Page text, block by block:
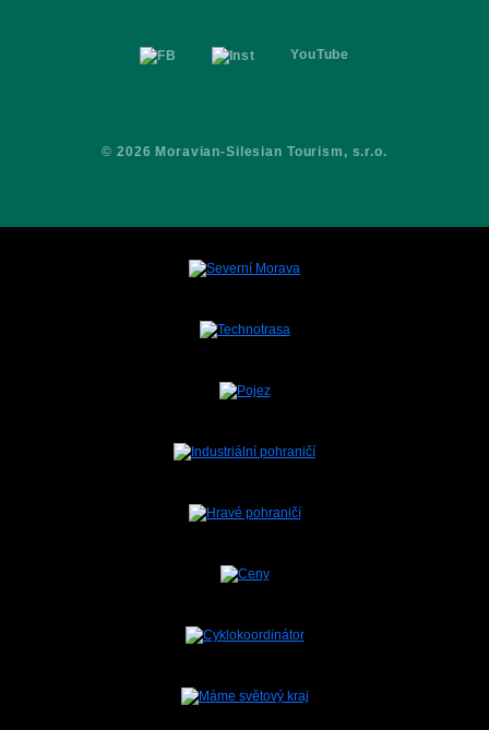
© 2026 Moravian-Silesian Tourism, s.r.o.
YouTube